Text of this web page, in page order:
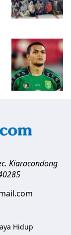
Kiaracondong
Hidup